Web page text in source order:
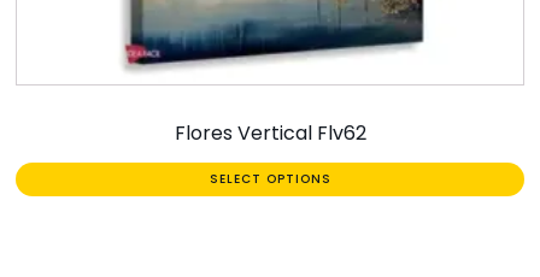
Flores Vertical Flv62
SELECT OPTIONS